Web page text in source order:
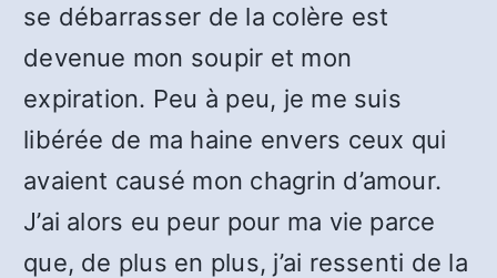
se débarrasser de la colère est
devenue mon soupir et mon
expiration. Peu à peu, je me suis
libérée de ma haine envers ceux qui
avaient causé mon chagrin d’amour.
J’ai alors eu peur pour ma vie parce
que, de plus en plus, j’ai ressenti de la